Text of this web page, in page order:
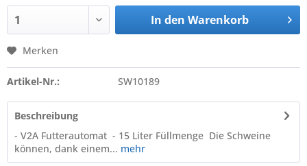
In den Warenkorb
Merken
Artikel-Nr.: SW10189
Beschreibung
- V2A Futterautomat - 15 Liter Füllmenge Die Schweine
können, dank einem... mehr